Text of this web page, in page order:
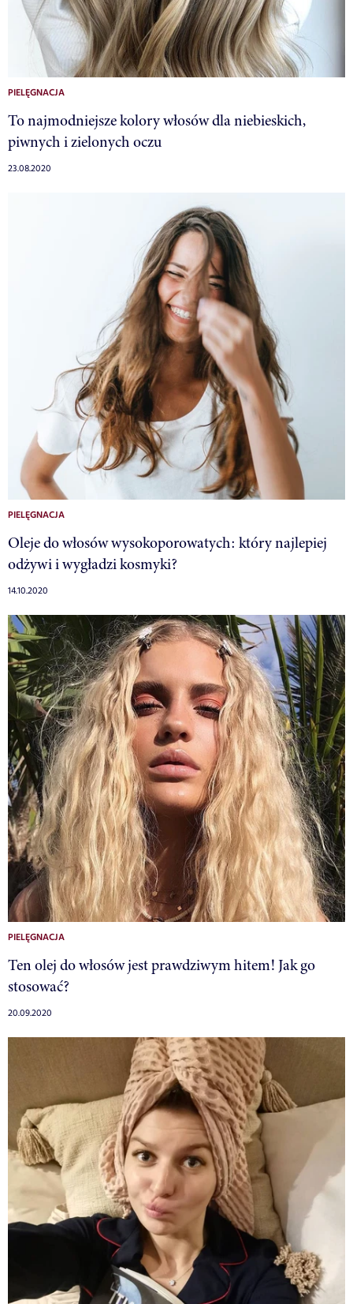
PIELĘGNACJA
To najmodniejsze kolory włosów dla niebieskich,
piwnych i zielonych oczu
23.08.2020
PIELĘGNACJA
Oleje do włosów wysokoporowatych: który najlepiej
odżywi i wygładzi kosmyki?
14.10.2020
PIELĘGNACJA
Ten olej do włosów jest prawdziwym hitem! Jak go
stosować?
20.09.2020